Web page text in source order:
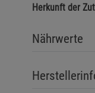
Herkunft der
Nährwerte